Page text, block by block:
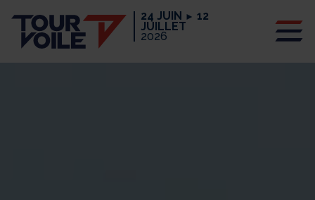
24 JUIN ► 12
JUILLET
2026